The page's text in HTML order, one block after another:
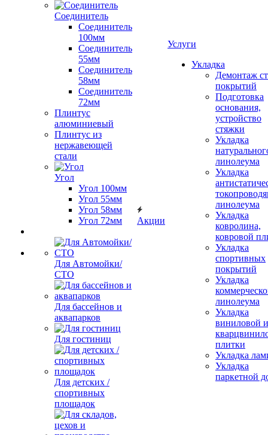
Соединитель
Соединитель
100мм
Соединитель
55мм
Соединитель
58мм
Соединитель
72мм
Плинтус
алюминиевый
Плинтус из
нержавеющей
стали
Угол
Угол 100мм
Угол 55мм
Угол 58мм
Угол 72мм
Для Автомойки/
СТО
Для бассейнов и
аквапарков
Для гостиниц
Для детских /
спортивных
площадок
Акции
Услуги
Укладка
Демонтаж
покрытий
Подготовка
основания,
устройство
стяжки
Укладка
линолеума
Укладка
линолеума
Укладка
ковролина,
ковровой
Укладка
спортивных
покрытий
Укладка
линолеума
Укладка
виниловой и
плитки
Укладка
Укладка
паркетной